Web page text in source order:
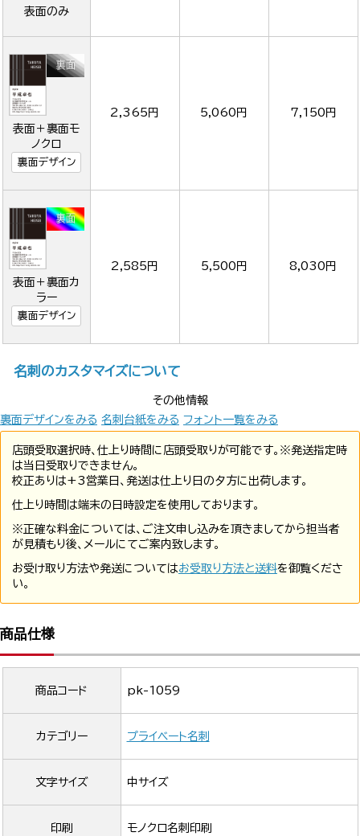
表面のみ
表面＋裏面モ
ノクロ
裏面デザイン
2,365円 5,060円 7,150円
表面＋裏面カ
ラー
裏面デザイン
2,585円 5,500円 8,030円
名刺のカスタマイズについて
その他情報
裏面デザインをみる 名刺台紙をみる フォント一覧をみる
店頭受取選択時、仕上り時間に店頭受取りが可能です。※発送指定時
は当日受取りできません。
校正ありは+3営業日、発送は仕上り日の夕方に出荷します。
仕上り時間は端末の日時設定を使用しております。
※正確な料金については、ご注文申し込みを頂きましてから担当者
が見積もり後、メールにてご案内致します。
お受け取り方法や発送についてはお受取り方法と送料を御覧くださ
い。
商品仕様
商品コード pk-1059
カテゴリー プライベート名刺
文字サイズ 中サイズ
印刷 モノクロ名刺印刷